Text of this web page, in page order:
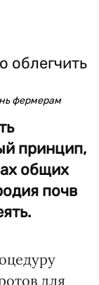
фермерам
принцип,
общих
почв
для